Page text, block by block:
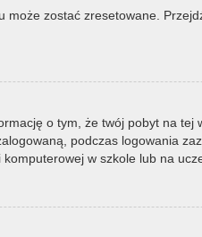
zostać zresetowane.
o tym, że twój pobyt na
podczas logowania
w szkole lub na